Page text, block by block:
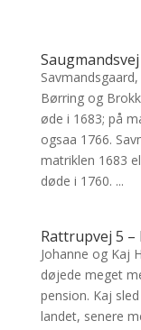
Børring og
øde i 1683; på
ogsaa 1766.
matriklen 1683
døde i 1760. ...
Rattrupvej 5
Johanne og Kaj
døjede meget
pension. Kaj
landet, senere